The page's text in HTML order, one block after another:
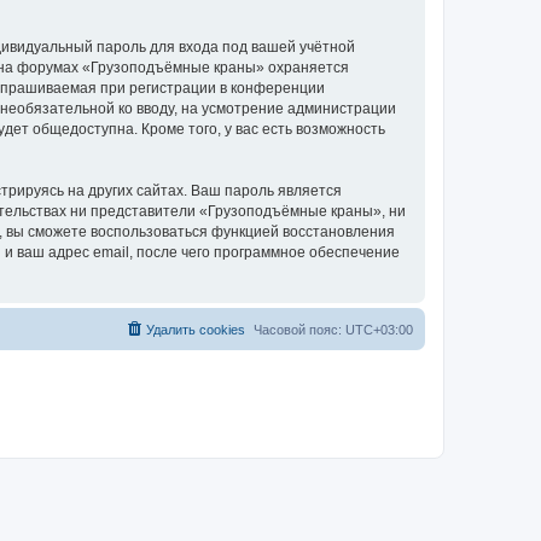
пароль для входа под вашей учётной
форумах «Грузоподъёмные краны» охраняется
при регистрации в конференции
ко вводу, на усмотрение администрации
общедоступна. Кроме того, у вас есть возможность
на других сайтах. Ваш пароль является
ни представители «Грузоподъёмные краны», ни
сможете воспользоваться функцией восстановления
ваш адрес email, после чего программное обеспечение
Часовой пояс: UTC+03:00
Удалить cookies